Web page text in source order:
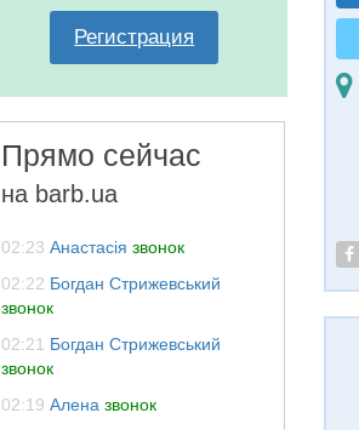
Регистрация
Прямо сейчас
на barb.ua
02:23 Анастасія звонок
02:22 Богдан Стрижевський
звонок
02:21 Богдан Стрижевський
звонок
02:19 Алена звонок